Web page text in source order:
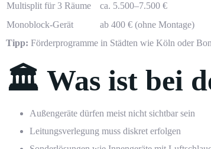
Multisplit für 3 Räume
ca. 5.500–7.500 €
Monoblock-Gerät
ab 400 € (ohne Montage)
Tipp: Förderprogramme in Städten wie Köln oder
🏛️ Was ist bei
Außengeräte dürfen meist nicht sichtbar sein
Leitungsverlegung muss diskret erfolgen
Ihre
Ihre